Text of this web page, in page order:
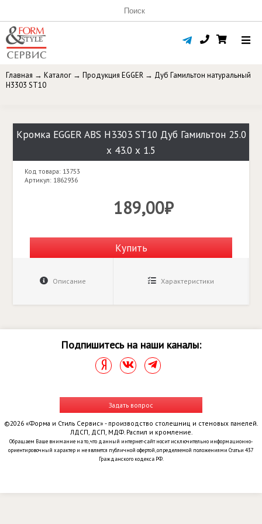
Главная → Каталог → Продукция EGGER → Дуб Гамильтон натуральный
H3303 ST10
Кромка EGGER ABS H3303 ST10 Дуб Гамильтон 25.0
х 43.0 х 1.5
Код товара: 13753
Артикул: 1862936
189,00₽
Купить
Описание Характеристики
Подпишитесь на наши каналы:
Задать вопрос
©2026 «Форма и Стиль Сервис» - производство столешниц и стеновых панелей.
ЛДСП, ДСП, МДФ. Распил и кромление.
Обращаем Ваше внимание на то, что данный интернет-сайт носит исключительно информационно-
ориентировочный характер и не является публичной офертой, определяемой положениями Статьи 437
Гражданского кодекса РФ.